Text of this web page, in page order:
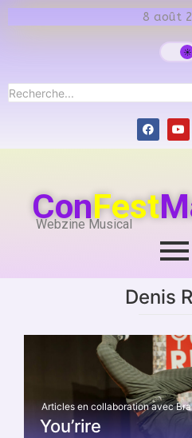
8 août
ConFest
Webzine Musical
Denis
Articles en collaboration avec
You’rire